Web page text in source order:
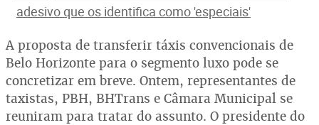
adesivo que os identifica como 'especiais'
A proposta de transferir táxis convencionais de
Belo Horizonte para o segmento luxo pode se
concretizar em breve. Ontem, representantes de
taxistas, PBH, BHTrans e Câmara Municipal se
reuniram para tratar do assunto. O presidente do